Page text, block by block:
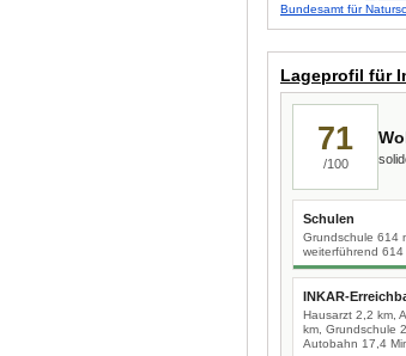
Bundesamt für
Lageprofil für
71
/100
Schulen
Grundschule 614
weiterführend 614
INKAR-
Hausarzt 2,2 km,
km, Grundschule
Autobahn 17,4